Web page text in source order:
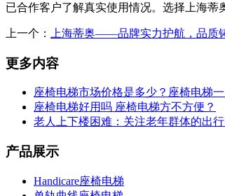
已合作客户了解真实使用情况。选择上海蒂
上一个： 上海蒂奥——品牌实力护航，品质
更多内容
座椅电梯市场价格是多少？座椅电梯
座椅电梯好用吗 座椅电梯方不方便？
老人上下楼困难：关注老年群体的出
产品展示
Handicare座椅电梯